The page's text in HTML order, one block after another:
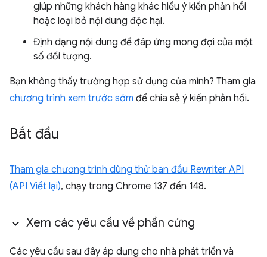
giúp những khách hàng khác hiểu ý kiến phản hồi
hoặc loại bỏ nội dung độc hại.
Định dạng nội dung để đáp ứng mong đợi của một
số đối tượng.
Bạn không thấy trường hợp sử dụng của mình? Tham gia
chương trình xem trước sớm để chia sẻ ý kiến phản hồi.
Bắt đầu
Tham gia chương trình dùng thử ban đầu Rewriter API
(API Viết lại), chạy trong Chrome 137 đến 148.
Xem các yêu cầu về phần cứng
Các yêu cầu sau đây áp dụng cho nhà phát triển và